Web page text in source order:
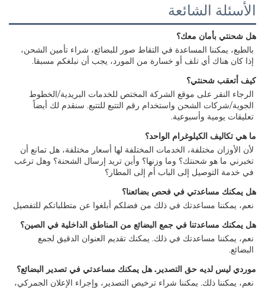
معك؟
بالطبع، يمكننا المساعدة في التقاط صور للبضائع، شراء تأمين الشحن،
أي تلف أو خسارة من المورد، يجب أن نبلغكم مسبقا.
الرجاء النقر على موقع الشركة المختص للخدمات البريدية/الخطوط
الجوية/شركات الشحن واستخدام رقم التتبع للتتبع. سنقدم لك أيضاً
وأسبوعية.
الواحد؟
لأن الأوزان مختلفة، الخدمات المختلفة لها أسعار مختلفة، هل تمانع أن
تخبرني ما هو شحنتك؟ وما وزنها؟ وأين تريد إرسال الشحنة؟ وهل ترغب
إلى الباب أم إلى المطار؟
في فحص بضائعنا؟
مساعدتك في ذلك من فضلكم أبلغوا عن متطلباتكم للتفصيل
في جمع البضائع من المناطق الداخلية في الصين؟
نعم، يمكننا مساعدتك في ذلك. يمكنك تقديم العنوان الدقيق لجمع
حق التصدير. هل يمكنك مساعدتي في تصدير البضائع؟
نعم، يمكننا ذلك. يمكننا شراء ترخيص التصدير، وإجراء الإعلان الجمركي،